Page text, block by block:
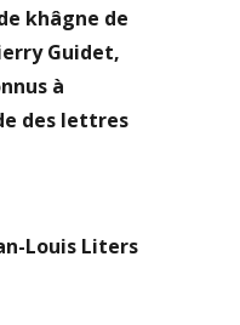
khâgne de
Guidet,
à
des lettres
Louis Liters